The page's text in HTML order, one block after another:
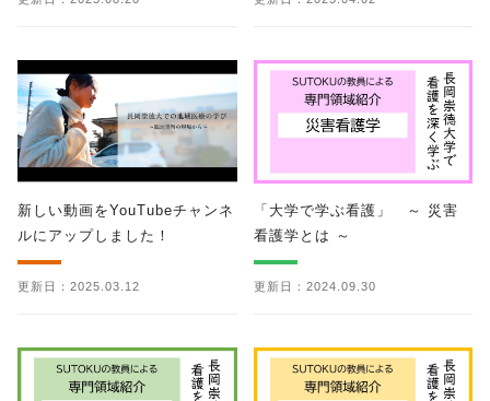
新しい動画をYouTubeチャンネ
ルにアップしました！
更新日：2025.03.12
「大学で学ぶ看護」 ～ 災害
看護学とは ～
更新日：2024.09.30